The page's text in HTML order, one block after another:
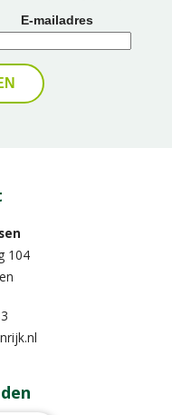
E-mailadres
104